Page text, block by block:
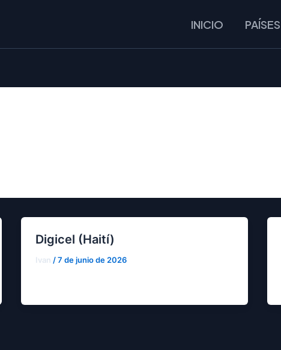
INICIO PAÍSES
Digicel (Haití)
Ivan /7 de junio de 2026